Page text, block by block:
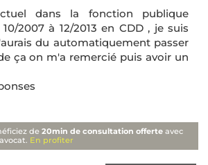
dans la fonction publique
2007 à 12/2013 en CDD , je suis
du automatiquement passer
ça on m'a remercié puis avoir un
de20min de consultation offerte avec
En profiter